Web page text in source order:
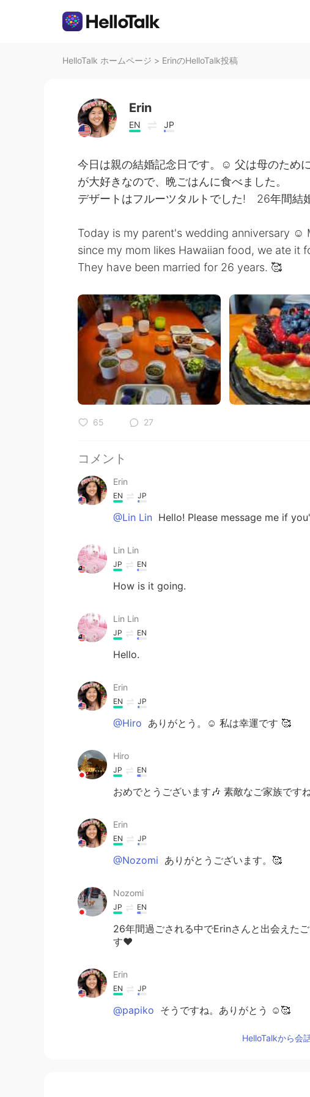
HelloTalk ホームページ > ErinのHelloTalk投稿
Erin
EN JP
今日は親の結婚記念日です。☺ 父は母のため
が大好きなので、晩ごはんに食べました。
デザートはフルーツタルトでした! 26年間結
Today is my parent's wedding anniversary
since my mom likes Hawaiian food, we ate it
They have been married for 26 years. 🥰
65 27
コメント
Erin
EN JP
@Lin Lin Hello! Please message me if
Lin Lin
JP EN
How is it going.
Lin Lin
JP EN
Hello.
Erin
EN JP
@Hiro ありがとう。☺ 私は幸運です 🥰
Hiro
JP EN
おめでとうございます🎶 素敵なご家族です
Erin
EN JP
@Nozomi ありがとうございます。🥰
Nozomi
JP EN
26年間過ごされる中でErinさんと出会えた
す❤️
Erin
EN JP
@papiko そうですね。ありがとう ☺🥰
HelloTalkから会